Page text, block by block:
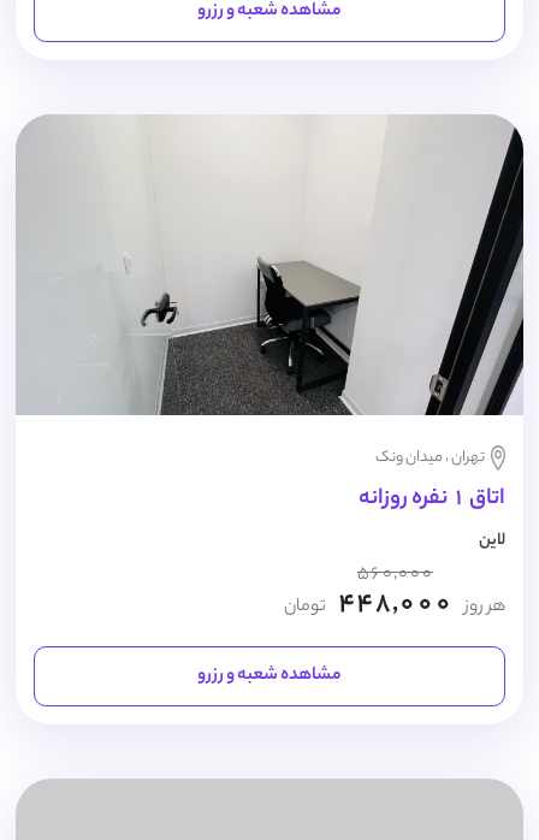
مشاهده شعبه و رزرو
تهران ، میدان ونک
اتاق 1 نفره روزانه
لاین
هر روز
560,000
448,000 تومان
مشاهده شعبه و رزرو